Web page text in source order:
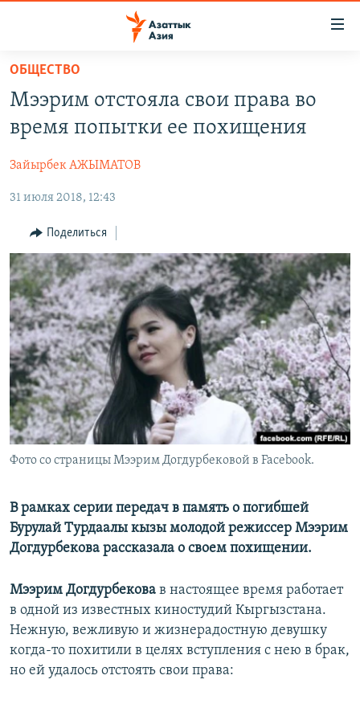
Вернуться
основному
содержанию
Вернутся
навигации
Вернутся
поиску
КАЗАХСТАН
УЗБЕКИСТАН
ТАДЖИКИСТАН
НОВОСТИ
ВОЙНА В УКРАИНЕ
НА ДРУГИХ ЯЗЫКАХ
ҚАЗАҚША
КЫРГЫЗЧА
ЎЗБЕКЧА
ТОҶИКӢ
TÜRKMENÇE
Все сайты РСЕ/РС
ОБЩЕСТВО
Мээрим отстояла свои права во
время попытки ее похищения
Зайырбек АЖЫМАТОВ
31 июля 2018, 12:43
Поделиться
Фото со страницы Мээрим Догдурбековой в Facebook.
В рамках серии передач в память о погибшей
Бурулай Турдаалы кызы молодой режиссер Мээрим
Догдурбекова рассказала о своем похищении.
Мээрим Догдурбекова в настоящее время работает
в одной из известных киностудий Кыргызстана.
Нежную, вежливую и жизнерадостную девушку
когда-то похитили в целях вступления с нею в брак,
но ей удалось отстоять свои права: